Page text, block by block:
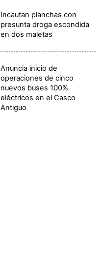
Incautan planchas con
presunta droga escondida
en dos maletas
Anuncia inicio de
operaciones de cinco
nuevos buses 100%
eléctricos en el Casco
Antiguo